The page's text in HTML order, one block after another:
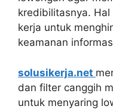
kredibilitasnya.
kerja untuk
keamanan
solusikerja.net
dan filter canggih
untuk menyaring